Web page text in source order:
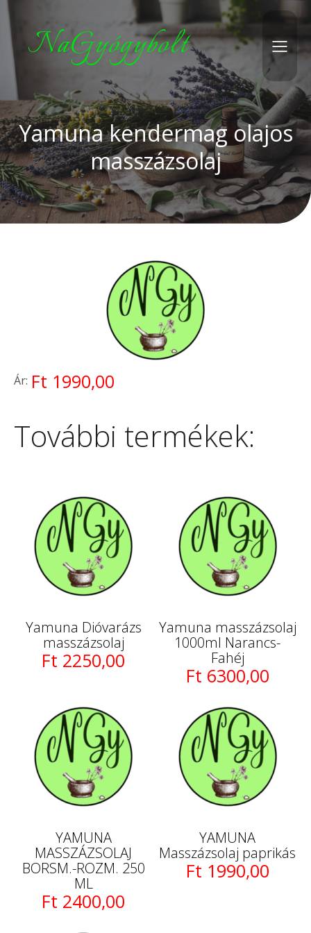
NaGyógybolt
Yamuna kendermag olajos
masszázsolaj
Ár: Ft 1990,00
További termékek:
Yamuna Dióvarázs
masszázsolaj
Ft 2250,00
Yamuna masszázsolaj
1000ml Narancs-
Fahéj
Ft 6300,00
YAMUNA
MASSZÁZSOLAJ
BORSM.-ROZM. 250
ML
Ft 2400,00
YAMUNA
Masszázsolaj paprikás
Ft 1990,00